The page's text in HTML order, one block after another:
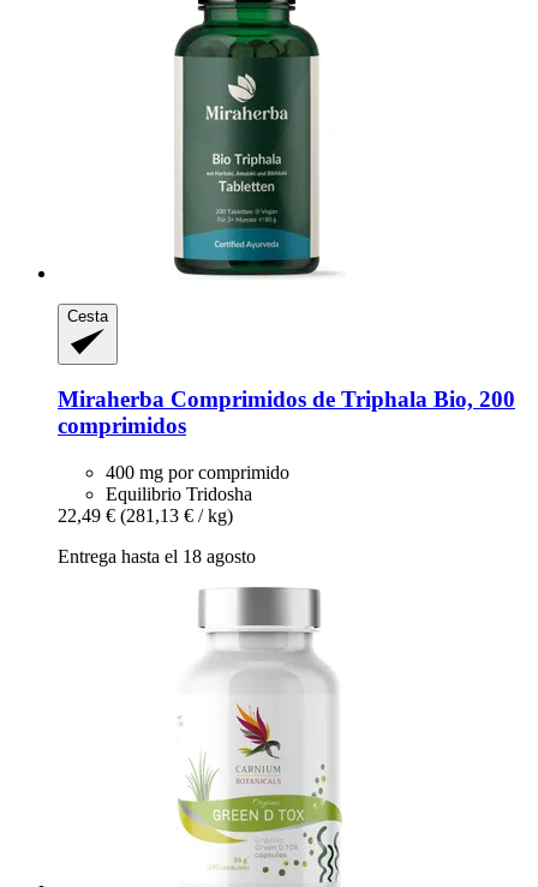
Cesta
Miraherba Comprimidos de Triphala Bio, 200
comprimidos
400 mg por comprimido
Equilibrio Tridosha
22,49 € (281,13 € / kg)
Entrega hasta el 18 agosto